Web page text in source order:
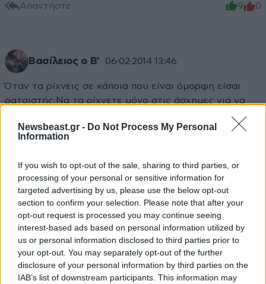
Newsbeast.gr - Do Not Process My Personal
Information
If you wish to opt-out of the sale, sharing to third parties, or
processing of your personal or sensitive information for
targeted advertising by us, please use the below opt-out
section to confirm your selection. Please note that after your
opt-out request is processed you may continue seeing
interest-based ads based on personal information utilized by
us or personal information disclosed to third parties prior to
your opt-out. You may separately opt-out of the further
disclosure of your personal information by third parties on the
IAB’s list of downstream participants. This information may
Απαντήστε 9 0
Βασίλειος ο Β' 06·02·2014 13:46
Όταν τα ρίχνεις σε κάποια που είναι όμορφη είσαι
ρατσιστής.Να τα ρίχνετε μόνο στις άσχημες για να
Απαντήστε
sakis 06·02·2014 13:02
οταν δεν μας αρεσει καποιος εναι παρενοχληση , οταν
ομως εχει τα προσοντα τοτε ειναι ευγενικος και
γοητευτικος
Απαντήστε